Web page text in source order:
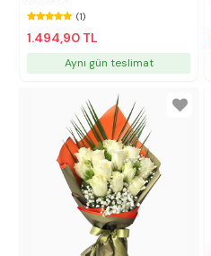
(1)
1.494,90 TL
Aynı gün teslimat